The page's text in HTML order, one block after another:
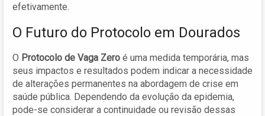
efetivamente.
O Futuro do Protocolo em Dourados
O Protocolo de Vaga Zero é uma medida temporária, mas
seus impactos e resultados podem indicar a necessidade
de alterações permanentes na abordagem de crise em
saúde pública. Dependendo da evolução da epidemia,
pode-se considerar a continuidade ou revisão dessas